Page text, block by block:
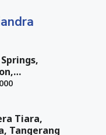
Serpong,
Tiara,
Tangerang